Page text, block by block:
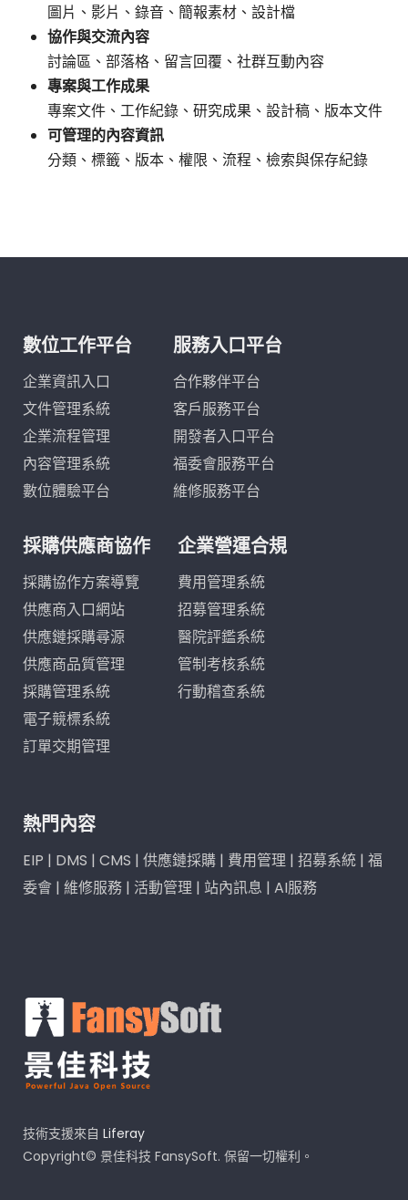
圖片、影片、錄音、簡報素材、設計檔
協作與交流內容
討論區、部落格、留言回覆、社群互動內容
專案與工作成果
專案文件、工作紀錄、研究成果、設計稿、版本文件
可管理的內容資訊
分類、標籤、版本、權限、流程、檢索與保存紀錄
數位工作平台
企業資訊入口
文件管理系統
企業流程管理
內容管理系統
數位體驗平台
服務入口平台
合作夥伴平台
客戶服務平台
開發者入口平台
福委會服務平台
維修服務平台
採購供應商協作
採購協作方案導覽
供應商入口網站
供應鏈採購尋源
供應商品質管理
採購管理系統
電子競標系統
訂單交期管理
企業營運合規
費用管理系統
招募管理系統
醫院評鑑系統
管制考核系統
行動稽查系統
熱門內容
EIP | DMS | CMS | 供應鏈採購| 費用管理| 招募系統| 福
委會| 維修服務| 活動管理| 站內訊息 | AI服務
技術支援來自 Liferay
Copyright© 景佳科技 FansySoft. 保留一切權利。